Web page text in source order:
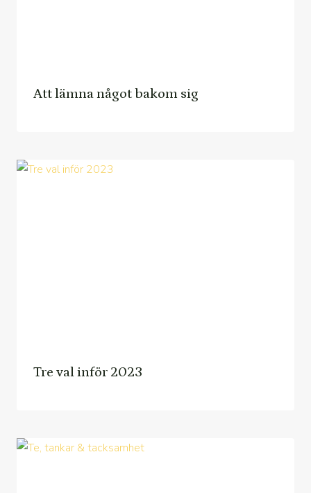
Att lämna något bakom sig
Tre val inför 2023